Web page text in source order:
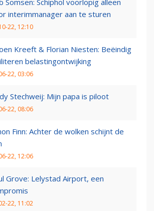
Somsen: Schiphol voorlopig alleen
interimmanager aan te sturen
22, 12:10
Kreeft & Florian Niesten: Beëindig
belastingontwijking
22, 03:06
Stechweij: Mijn papa is piloot
22, 08:06
Finn: Achter de wolken schijnt de
22, 12:06
Grove: Lelystad Airport, een
22, 11:02